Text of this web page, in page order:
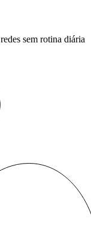
sem rotina diária